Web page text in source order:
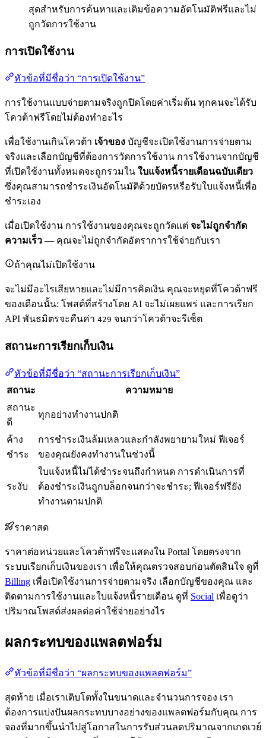
สุดสำหรับการค้นหาและเติมข้อความอัตโนมัติฟรีและไม่
ถูกวัดการใช้งาน
การเปิดใช้งาน
หัวข้อที่มีชื่อว่า “การเปิดใช้งาน”
การใช้งานแบบจ่ายตามจริงถูกปิดโดยค่าเริ่มต้น ทุกคนจะได้รับ
โควต้าฟรีโดยไม่ต้องทำอะไร
เพื่อใช้งานเกินโควต้า เจ้าของ บัญชีจะเปิดใช้งานการจ่ายตาม
จริงและเลือกบัญชีที่ต้องการวัดการใช้งาน การใช้งานจากบัญชี
ที่เปิดใช้งานทั้งหมดจะถูกรวมใน ใบแจ้งหนี้รายเดือนฉบับเดียว
ซึ่งคุณสามารถชำระเงินอัตโนมัติด้วยบัตรหรือรับใบแจ้งหนี้เพื่อ
ชำระเอง
เมื่อเปิดใช้งาน การใช้งานของคุณจะถูกวัดแต่ จะไม่ถูกจำกัด
ความเร็ว — คุณจะไม่ถูกจำกัดอัตราการใช้จ่ายกับเรา
ถ้าคุณไม่เปิดใช้งาน
จะไม่มีอะไรเสียหายและไม่มีการคิดเงิน คุณจะหยุดที่โควต้าฟรี
ของเดือนนั้น: โพสต์ที่สร้างโดย AI จะไม่เผยแพร่ และการเรียก
API พันธมิตรจะคืนค่า 429 จนกว่าโควต้าจะรีเซ็ต
สถานะการเรียกเก็บเงิน
หัวข้อที่มีชื่อว่า “สถานะการเรียกเก็บเงิน”
สถานะ
ความหมาย
สถานะ
ดี
ทุกอย่างทำงานปกติ
ค้าง
ชำระ
การชำระเงินล้มเหลวและกำลังพยายามใหม่ ฟีเจอร์
ของคุณยังคงทำงานในช่วงนี้
ระงับ
ใบแจ้งหนี้ไม่ได้ชำระจนถึงกำหนด การดำเนินการที่
ต้องชำระเงินถูกบล็อกจนกว่าจะชำระ; ฟีเจอร์ฟรียัง
ทำงานตามปกติ
ราคาสด
ราคาต่อหน่วยและโควต้าฟรีจะแสดงใน Portal โดยตรงจาก
ระบบเรียกเก็บเงินของเรา เพื่อให้คุณตรวจสอบก่อนตัดสินใจ ดูที่
Billing เพื่อเปิดใช้งานการจ่ายตามจริง เลือกบัญชีของคุณ และ
ติดตามการใช้งานและใบแจ้งหนี้รายเดือน ดูที่ Social เพื่อดูว่า
ปริมาณโพสต์ส่งผลต่อค่าใช้จ่ายอย่างไร
ผลกระทบของแพลตฟอร์ม
หัวข้อที่มีชื่อว่า “ผลกระทบของแพลตฟอร์ม”
สุดท้าย เมื่อเราเติบโตทั้งในขนาดและจำนวนการจอง เรา
ต้องการแบ่งปันผลกระทบบางอย่างของแพลตฟอร์มกับคุณ การ
จองที่มากขึ้นนำไปสู่โอกาสในการรับส่วนลดปริมาณจากเกตเวย์